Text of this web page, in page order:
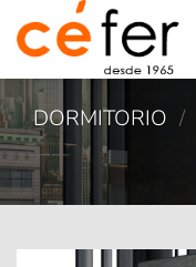
DORMITORIO /